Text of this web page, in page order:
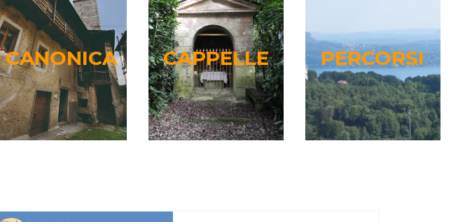
CANONICA
CANONICA
Leggi...
CAPPELLE
CAPPELLE
Leggi...
PERCORSI
PERCORSI
Leggi...